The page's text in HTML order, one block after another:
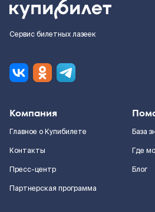
Сервис билетных лазеек
Компания
Главное о Купибилете
Контакты
Пресс-центр
Партнерская программа
База
Где
Блог